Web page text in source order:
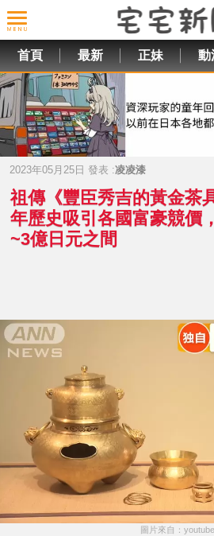
首頁 最新 正妹 動
2023年05月25日 發表 :凌凌漆
祖傳《豐臣秀吉的黃金茶
年歷史吸引各國富豪競價
~3億日元之間
圖片來自：youtube